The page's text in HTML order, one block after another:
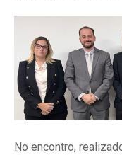
No encontro,